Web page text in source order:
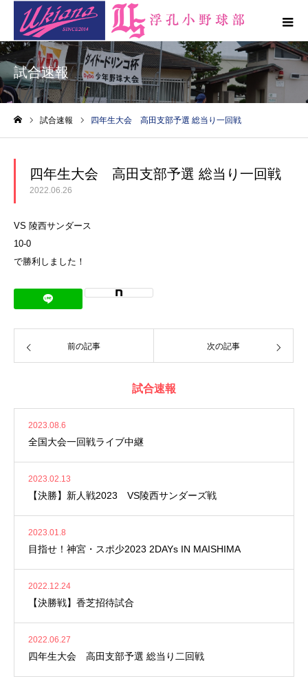
試合速報
試合速報 四年生大会 高田支部予選 総当り一回戦
四年生大会 高田支部予選 総当り一回戦
2022.06.26
VS 陵西サンダース
10-0
で勝利しました！
前の記事 次の記事
試合速報
2023.08.6
全国大会一回戦ライブ中継
2023.02.13
【決勝】新人戦2023 VS陵西サンダーズ戦
2023.01.8
目指せ！神宮・スポ少2023 2DAYs IN MAISHIMA
2022.12.24
【決勝戦】香芝招待試合
2022.06.27
四年生大会 高田支部予選 総当り二回戦